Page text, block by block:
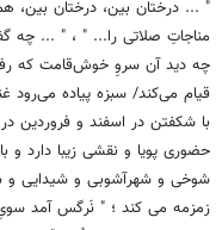
" ... درختان بین، درختان بین،
مناجاتِ صلاتی را... " ، " ...
چه دید آن سروِ خوش‌قامت که
قیام می‌کند/ سبزه پیاده
با شکفتن در اسفند و فروردین در
حضوری پویا و نقشی زیبا دارد و
شوخی و شهرآشوبی و شیدایی و
زمزمه می کند ؛ " نَرگس آمد سویِ